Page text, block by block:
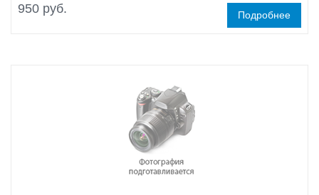
950 руб. Подробнее